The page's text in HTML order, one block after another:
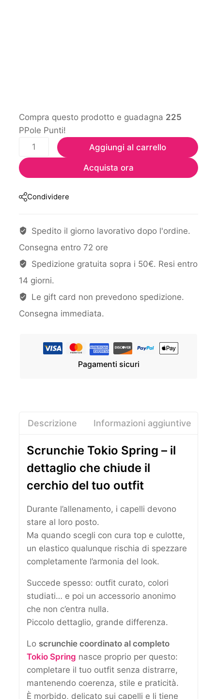
Compra questo prodotto e guadagna 225
PPole Punti!
Aggiungi al carrello
Acquista ora
Condividere
Spedito il giorno lavorativo dopo l'ordine.
Consegna entro 72 ore
Spedizione gratuita sopra i 50€. Resi entro
14 giorni.
Le gift card non prevedono spedizione.
Consegna immediata.
Pagamenti sicuri
Descrizione Informazioni aggiuntive
Scrunchie Tokio Spring – il
dettaglio che chiude il
cerchio del tuo outfit
Durante l’allenamento, i capelli devono
stare al loro posto.
Ma quando scegli con cura top e culotte,
un elastico qualunque rischia di spezzare
completamente l’armonia del look.
Succede spesso: outfit curato, colori
studiati… e poi un accessorio anonimo
che non c’entra nulla.
Piccolo dettaglio, grande differenza.
Lo scrunchie coordinato al completo
Tokio Spring nasce proprio per questo:
completare il tuo outfit senza distrarre,
mantenendo coerenza, stile e praticità.
È morbido, delicato sui capelli e li tiene